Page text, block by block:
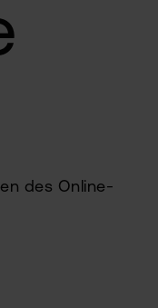
des Online-